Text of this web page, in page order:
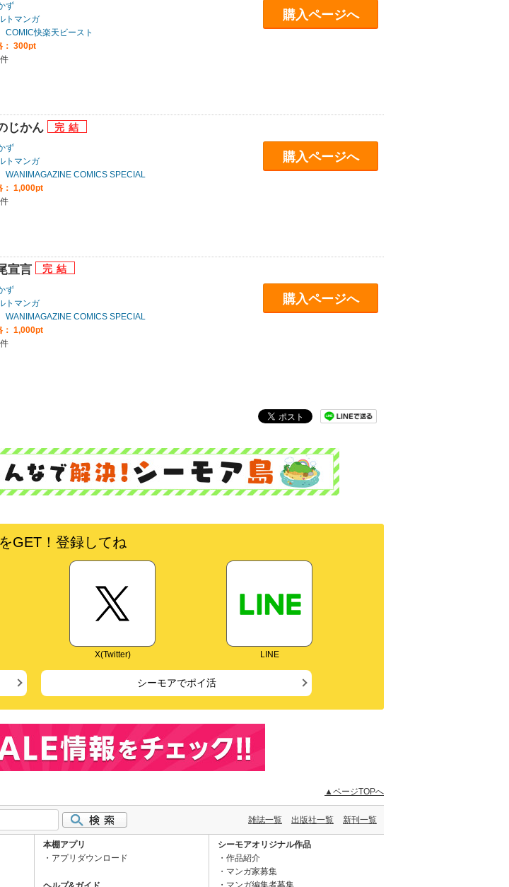
ず
トマンガ
COMIC快楽天ビースト
： 300pt
購入ページへ
じかん
ず
トマンガ
WANIMAGAZINE COMICS SPECIAL
： 1,000pt
購入ページへ
宣言
ず
トマンガ
WANIMAGAZINE COMICS SPECIAL
： 1,000pt
購入ページへ
GET！登録してね
X(Twitter) LINE
シーモアでポイ活
▲ページTOPへ
雑誌一覧 出版社一覧 新刊一覧
本棚アプリ
アプリダウンロード
シーモアオリジナル作品
作品紹介
マンガ家募集